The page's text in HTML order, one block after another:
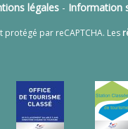
légales- Information
protégé par reCAPTCHA. Les